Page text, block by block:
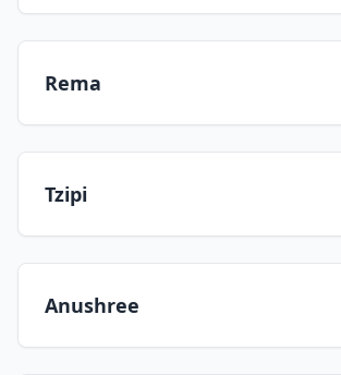
Rema
Tzipi
Anushree